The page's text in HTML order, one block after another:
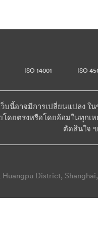
ISO 14001 ISO
นี้อาจมีการเปลี่ยนแปลง ใ
โดยตรงหรือโดยอ้อมในทุก
ตัดสินใจ
District,